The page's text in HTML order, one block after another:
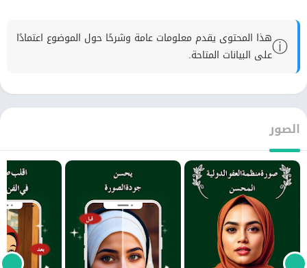
ⓘهذا المحتوى يقدم معلومات عامة وشرحًا حول الموضوع اعتمادًا
على البيانات المتاحة.
الصور